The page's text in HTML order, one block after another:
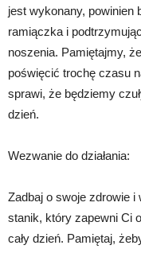
jest wykonany, powinien
ramiączka i
noszenia. Pamiętajmy,
poświęcić trochę czasu
sprawi, że będziemy
dzień.
Wezwanie do działania:
Zadbaj o swoje zdrowie
stanik, który zapewni Ci
cały dzień. Pamiętaj,